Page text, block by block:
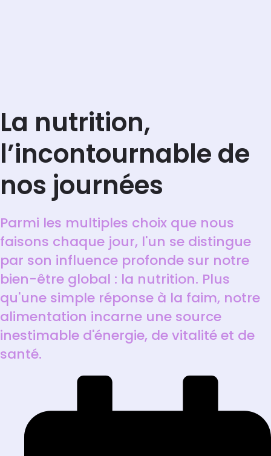
La nutrition,
l’incontournable de
nos journées
Parmi les multiples choix que nous
faisons chaque jour, l'un se distingue
par son influence profonde sur notre
bien-être global : la nutrition. Plus
qu'une simple réponse à la faim, notre
alimentation incarne une source
inestimable d'énergie, de vitalité et de
santé.